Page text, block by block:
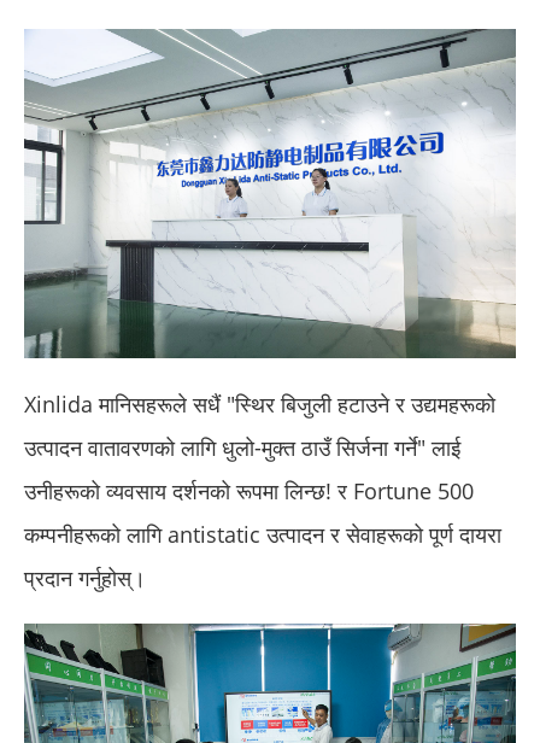
Xinlida मानिसहरूले सधैं "स्थिर बिजुली हटाउने र उद्यमहरूको
उत्पादन वातावरणको लागि धुलो-मुक्त ठाउँ सिर्जना गर्ने" लाई
उनीहरूको व्यवसाय दर्शनको रूपमा लिन्छ! र Fortune 500
कम्पनीहरूको लागि antistatic उत्पादन र सेवाहरूको पूर्ण दायरा
प्रदान गर्नुहोस्।